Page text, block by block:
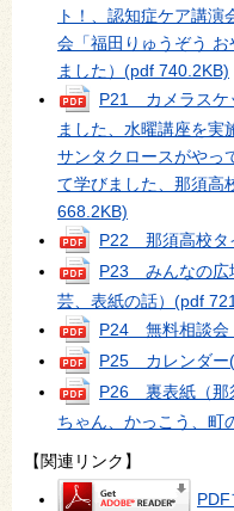
ト！、認知症ケア講
会「福田りゅうぞう
ました） (pdf 740.2KB)
P21 カメラスケ
ました、水曜講座を実
サンタクロースがやっ
て学びました、那須高
668.2KB)
P22 那須高校タ
P23 みんなの広
芸、表紙の話） (pdf
P24 無料相談会
P25 カレンダー
P26 裏表紙（那
ちゃん、かっこう、町
【関連リンク】
PDF